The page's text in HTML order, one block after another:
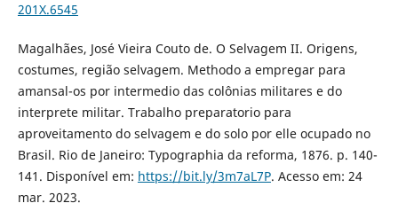
201X.6545
Magalhães, José Vieira Couto de. O Selvagem II. Origens,
costumes, região selvagem. Methodo a empregar para
amansal-os por intermedio das colônias militares e do
interprete militar. Trabalho preparatorio para
aproveitamento do selvagem e do solo por elle ocupado no
Brasil. Rio de Janeiro: Typographia da reforma, 1876. p. 140-
141. Disponível em: https://bit.ly/3m7aL7P. Acesso em: 24
mar. 2023.